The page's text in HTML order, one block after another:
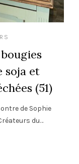
soja et
(51)
de Sophie
du…